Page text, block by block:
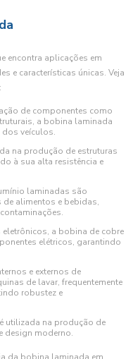
encontra aplicações em
e características únicas. Veja
de componentes como
a bobina laminada
dos veículos.
na produção de estruturas
à sua alta resistência e
laminadas são
de alimentos e bebidas,
a bobina de cobre
elétricos, garantindo
e externos de
de lavar, frequentemente
robustez e
utilizada na produção de
design moderno.
da bobina laminada em